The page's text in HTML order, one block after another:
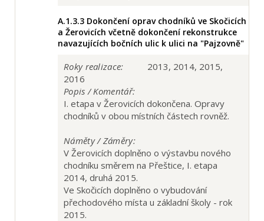
A.1.3.3 Dokončení oprav chodníků ve Skočicích
a Žerovicích včetně dokončení rekonstrukce
navazujících bočních ulic k ulici na "Pajzovně"
Roky realizace:
2013, 2014, 2015,
2016
Popis / Komentář:
I. etapa v Žerovicích dokončena. Opravy
chodníků v obou místních částech rovněž.
Náměty / Záměry:
V Žerovicích doplněno o výstavbu nového
chodníku směrem na Přeštice, I. etapa
2014, druhá 2015.
Ve Skočicích doplněno o vybudování
přechodového místa u základní školy - rok
2015.